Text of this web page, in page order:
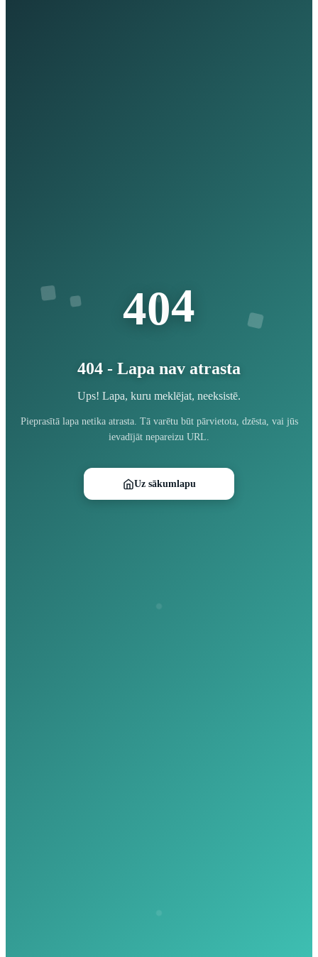
404
404 - Lapa nav atrasta
Ups! Lapa, kuru meklējat, neeksistē.
Pieprasītā lapa netika atrasta. Tā varētu būt pārvietota, dzēsta, vai jūs
ievadījāt nepareizu URL.
Uz sākumlapu